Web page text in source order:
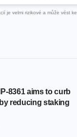
je velmi rizikové a může vést ke
8361 aims to curb
reducing staking